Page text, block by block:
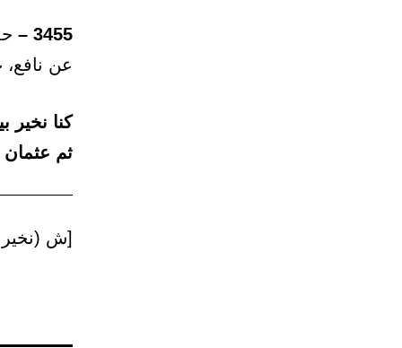
3455 –
عن نافع،
كنا نخير
ثم
[ش (نخير